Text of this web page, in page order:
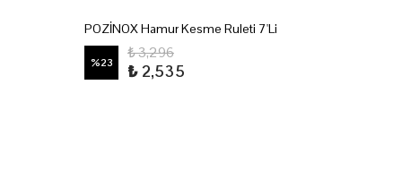
POZİNOX Hamur Kesme Ruleti 7'Li
%23
₺ 3,296
₺ 2,535